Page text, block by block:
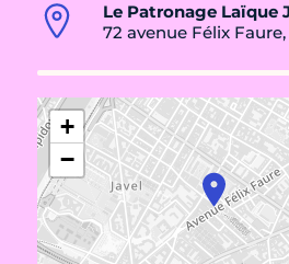
Le Patronage Laïque
72 avenue Félix Faure,
+
−